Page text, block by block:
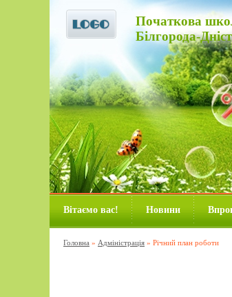
Початкова
Білгорода-
Вітаємо вас! Новини
Головна » Адміністрація » Річний план роботи